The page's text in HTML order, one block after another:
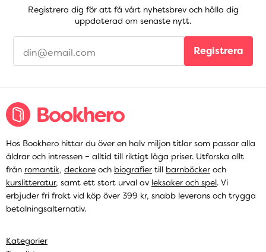
Registrera dig för att få vårt nyhetsbrev och hålla dig
uppdaterad om senaste nytt.
Registrera
Hos Bookhero hittar du över en halv miljon titlar som passar alla
åldrar och intressen – alltid till riktigt låga priser. Utforska allt
från romantik, deckare och biografier till barnböcker och
kurslitteratur, samt ett stort urval av leksaker och spel. Vi
erbjuder fri frakt vid köp över 399 kr, snabb leverans och trygga
betalningsalternativ.
Kategorier